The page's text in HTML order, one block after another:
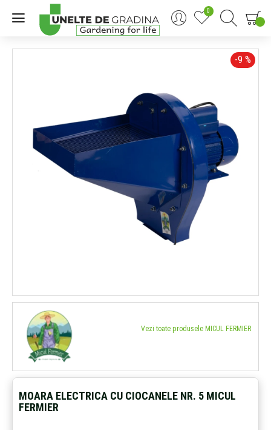
0
-9 %
Vezi toate produsele MICUL FERMIER
MOARA ELECTRICA CU CIOCANELE NR. 5 MICUL
FERMIER